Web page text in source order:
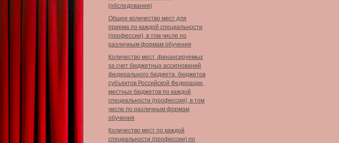
(обследования)
Общее количество мест для
приема по каждой специальности
(профессии), в том числе по
различным формам обучения
Количество мест, финансируемых
за счет бюджетных ассигнований
федерального бюджета, бюджетов
субъектов Российской Федерации,
местных бюджетов по каждой
специальности (профессии), в том
числе по различным формам
обучения
Количество мест по каждой
специальности (профессии) по